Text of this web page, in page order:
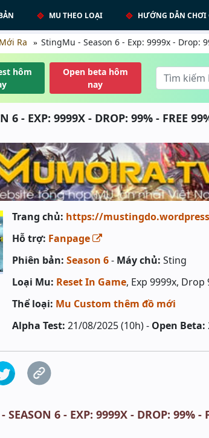
MU THEO LOẠI HƯỚNG DẪN CHƠI
Ra StingMu - Season 6 - Exp: 9999x - Drop:
hôm
Open beta hôm
nay
6 - EXP: 9999X - DROP: 99% - FREE
Trang chủ: https://
Hỗ trợ: Fanpage
Phiên bản: Season 6- Máy chủ: Sting
Loại Mu: Reset In Game, Exp 9999x, Drop
Thể loại: Mu Custom thêm đồ mới
Alpha Test: 21/08/2025 (10h) - Open Beta:
6 - EXP: 9999X - DROP: 99% -